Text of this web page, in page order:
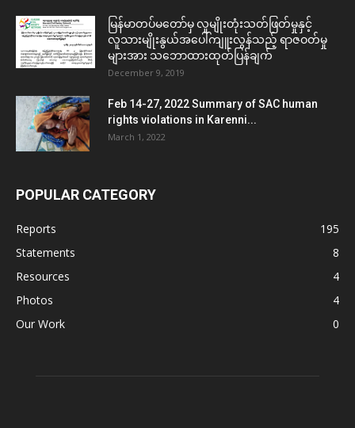
မြန်မာတပ်မတော်မှ လူမျိုးတုံးသတ်ဖြတ်မှုနှင့်
လူသားမျိုးနွယ်အပေါ်ကျူးလွန်သည့် ရာဇဝတ်မှု
များအား သဘောထားထုတ်ပြန်ချက်
December 9, 2019
Feb 14-27, 2022 Summary of SAC human
rights violations in Karenni...
March 1, 2022
POPULAR CATEGORY
Reports
195
Statements
8
Resources
4
Photos
4
Our Work
0